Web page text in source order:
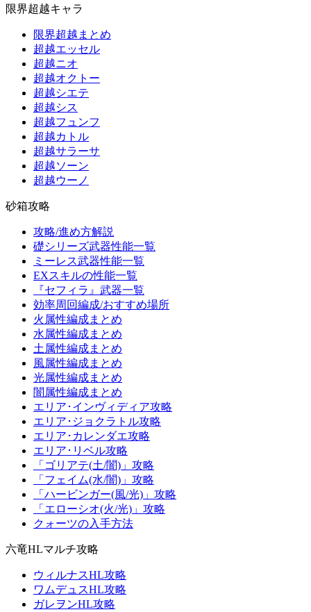
限界超越キャラ
限界超越まとめ
超越エッセル
超越ニオ
超越オクトー
超越シエテ
超越シス
超越フュンフ
超越カトル
超越サラーサ
超越ソーン
超越ウーノ
砂箱攻略
攻略/進め方解説
礎シリーズ武器性能一覧
ミーレス武器性能一覧
EXスキルの性能一覧
『セフィラ』武器一覧
効率周回編成/おすすめ場所
火属性編成まとめ
水属性編成まとめ
土属性編成まとめ
風属性編成まとめ
光属性編成まとめ
闇属性編成まとめ
エリア･インヴィディア攻略
エリア･ジョクラトル攻略
エリア･カレンダエ攻略
エリア･リベル攻略
「ゴリアテ(土/闇)」攻略
「フェイム(水/闇)」攻略
「ハービンガー(風/光)」攻略
「エローシオ(火/光)」攻略
クォーツの入手方法
六竜HLマルチ攻略
ウィルナスHL攻略
ワムデュスHL攻略
ガレヲンHL攻略